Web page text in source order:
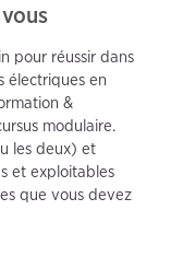
pour réussir dans
électriques en
&
modulaire.
les deux) et
et exploitables
que vous devez